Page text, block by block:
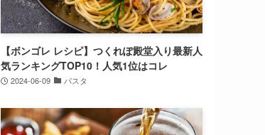
【ボンゴレ レシピ】つくれぽ殿堂入り最新人
気ランキングTOP10！人気1位はコレ
2024-06-09 パスタ